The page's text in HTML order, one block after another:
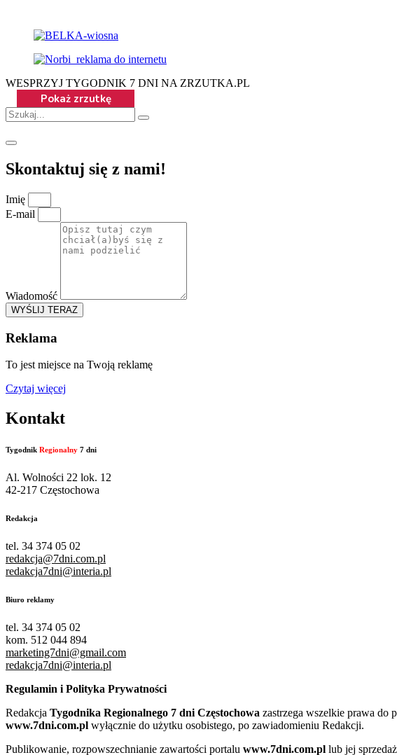
WESPRZYJ TYGODNIK 7 DNI NA ZRZUTKA.PL
Skontaktuj się z nami!
Imię
E-mail
Wiadomość
WYŚLIJ TERAZ
Reklama
To jest miejsce na Twoją reklamę
Czytaj więcej
Kontakt
Tygodnik Regionalny 7 dni
Al. Wolności 22 lok. 12
42-217 Częstochowa
Redakcja
tel. 34 374 05 02
redakcja@7dni.com.pl
redakcja7dni@interia.pl
Biuro reklamy
tel. 34 374 05 02
kom. 512 044 894
marketing7dni@gmail.com
redakcja7dni@interia.pl
Regulamin i Polityka Prywatności
Redakcja Tygodnika Regionalnego 7 dni Częstochowa zastrzega wszelkie prawa do
www.7dni.com.pl wyłącznie do użytku osobistego, po zawiadomieniu Redakcji.
Publikowanie, rozpowszechnianie zawartości portalu www.7dni.com.pl lub jej